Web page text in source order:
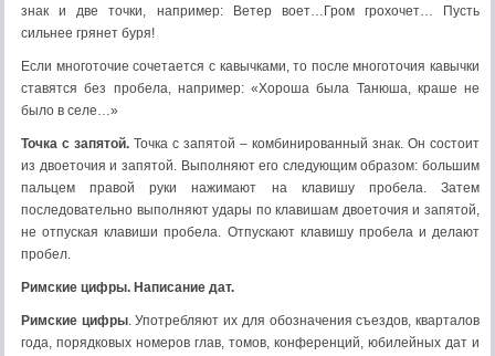
знак и две точки, например: Ветер воет…Гром грохочет… Пусть
сильнее грянет буря!
Если многоточие сочетается с кавычками, то после многоточия кавычки
ставятся без пробела, например: «Хороша была Танюша, краше не
было в селе…»
Точка с запятой. Точка с запятой – комбинированный знак. Он состоит
из двоеточия и запятой. Выполняют его следующим образом: большим
пальцем правой руки нажимают на клавишу пробела. Затем
последовательно выполняют удары по клавишам двоеточия и запятой,
не отпуская клавиши пробела. Отпускают клавишу пробела и делают
пробел.
Римские цифры. Написание дат.
Римские цифры. Употребляют их для обозначения съездов, кварталов
года, порядковых номеров глав, томов, конференций, юбилейных дат и